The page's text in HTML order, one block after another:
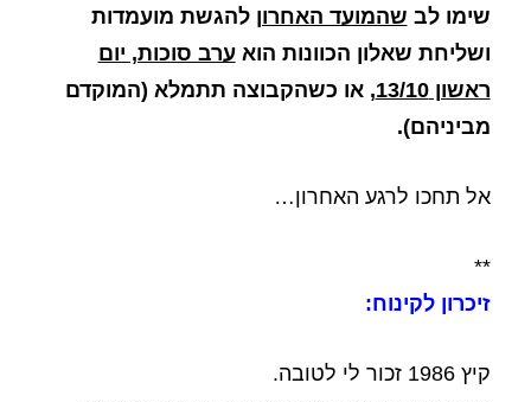
שימו לב שהמועד האחרון להגשת מועמדות
ושליחת שאלון הכוונות הואערב סוכות, יום
ראשון 13/10
, או כשהקבוצה תתמלא (המוקדם
מביניהם).
אל תחכו לרגע האחרון…
**
זיכרון לקינוח:
קיץ 1986 זכור לי לטובה.